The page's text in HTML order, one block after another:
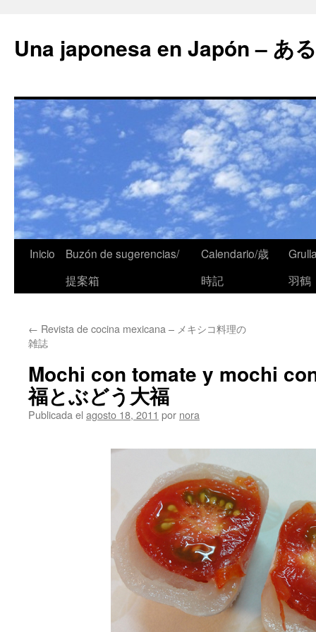
Una japonesa en Japón – あ
Inicio
Buzón de sugerencias/
提案箱
Calendario/歳
時記
羽鶴
← Revista de cocina mexicana – メキシコ料理の
雑誌
Mochi con tomate y mochi
福とぶどう大福
Publicada el agosto 18, 2011 por nora